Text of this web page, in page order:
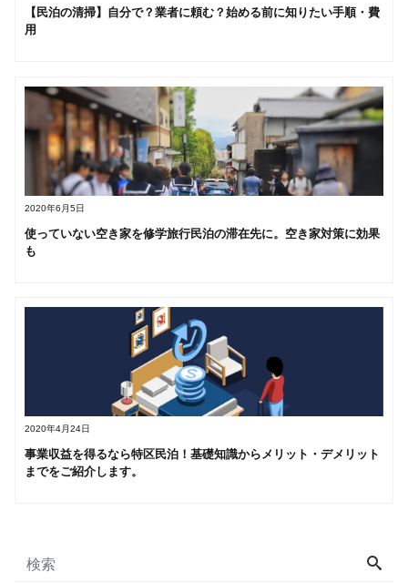
【民泊の清掃】自分で？業者に頼む？始める前に知りたい手順・費
用
2020年6月5日
使っていない空き家を修学旅行民泊の滞在先に。空き家対策に効果
も
2020年4月24日
事業収益を得るなら特区民泊！基礎知識からメリット・デメリット
までをご紹介します。